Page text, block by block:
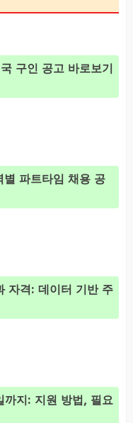
구인 공고 바로보기
파트타임 채용 공
자격: 데이터 기반 주
까지: 지원 방법, 필요